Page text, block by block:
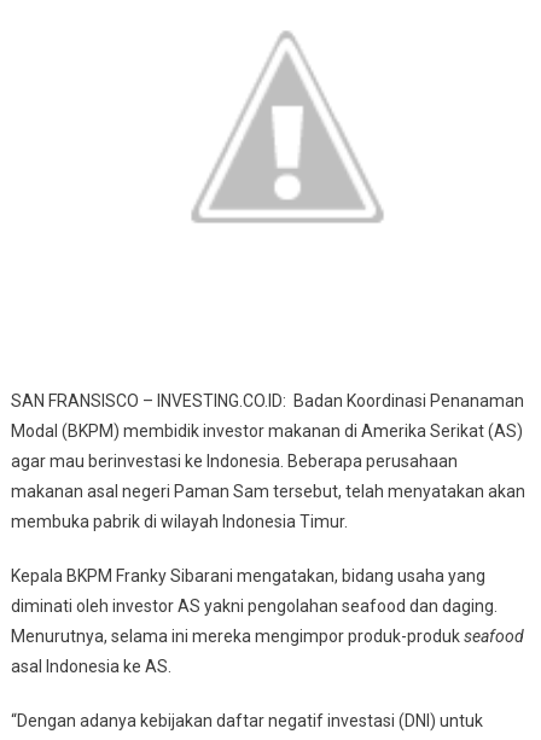
SAN FRANSISCO – INVESTING.CO.ID: Badan Koordinasi Penanaman
Modal (BKPM) membidik investor makanan di Amerika Serikat (AS)
agar mau berinvestasi ke Indonesia. Beberapa perusahaan
makanan asal negeri Paman Sam tersebut, telah menyatakan akan
membuka pabrik di wilayah Indonesia Timur.
Kepala BKPM Franky Sibarani mengatakan, bidang usaha yang
diminati oleh investor AS yakni pengolahan seafood dan daging.
Menurutnya, selama ini mereka mengimpor produk-produkseafood
asal Indonesia ke AS.
“Dengan adanya kebijakan daftar negatif investasi (DNI) untuk